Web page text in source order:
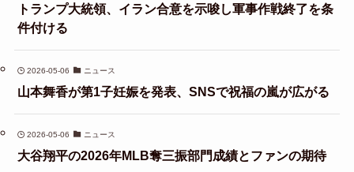
トランプ大統領、イラン合意を示唆し軍事作戦終了を条
件付ける
2026-05-06 ニュース
山本舞香が第1子妊娠を発表、SNSで祝福の嵐が広がる
2026-05-06 ニュース
大谷翔平の2026年MLB奪三振部門成績とファンの期待